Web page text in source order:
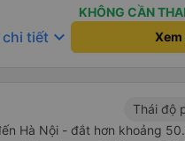
tất cả thông tin trước bằng
Chúng tôi đi từ Cát Bà
lên tàu cao tốc rồi lại lên
KHÔNG CẦN
tiết keyboard_arrow_down Xem
Thái độ
Hà Nội - đắt hơn khoảng